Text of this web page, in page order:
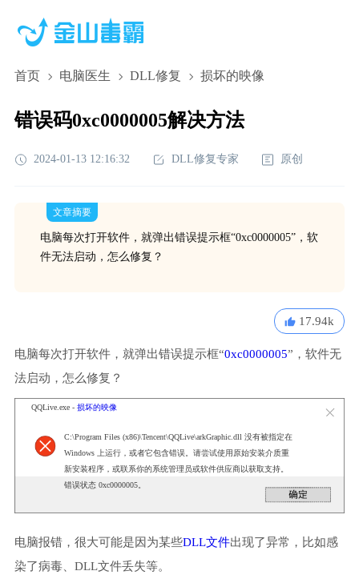
首页 电脑医生 DLL修复 损坏的映像
错误码0xc0000005解决方法
2024-01-13 12:16:32 DLL修复专家 原创
文章摘要
电脑每次打开软件，就弹出错误提示框“0xc0000005”，软
件无法启动，怎么修复？
17.94k
电脑每次打开软件，就弹出错误提示框“0xc0000005”，软件无
法启动，怎么修复？
QQLive.exe - 损坏的映像
C:\Program Files (x86)\Tencent\QQLive\arkGraphic.dll 没有被指定在
Windows 上运行，或者它包含错误。请尝试使用原始安装介质重
新安装程序，或联系你的系统管理员或软件供应商以获取支持。
错误状态 0xc0000005。
电脑报错，很大可能是因为某些DLL文件出现了异常，比如感
染了病毒、DLL文件丢失等。